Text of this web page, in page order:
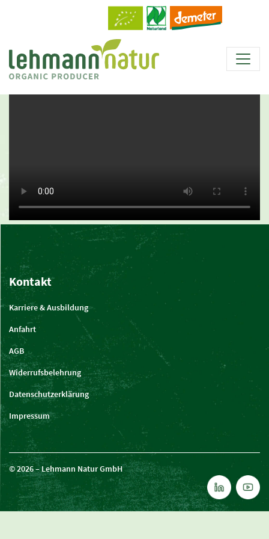
Kontakt
Karriere & Ausbildung
Anfahrt
AGB
Widerrufsbelehrung
Datenschutzerklärung
Impressum
© 2026 – Lehmann Natur GmbH